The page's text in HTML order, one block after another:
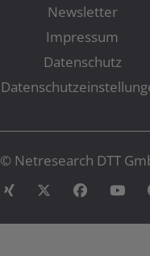
Newsletter
Impressum
Datenschutz
© Netresearch DTT